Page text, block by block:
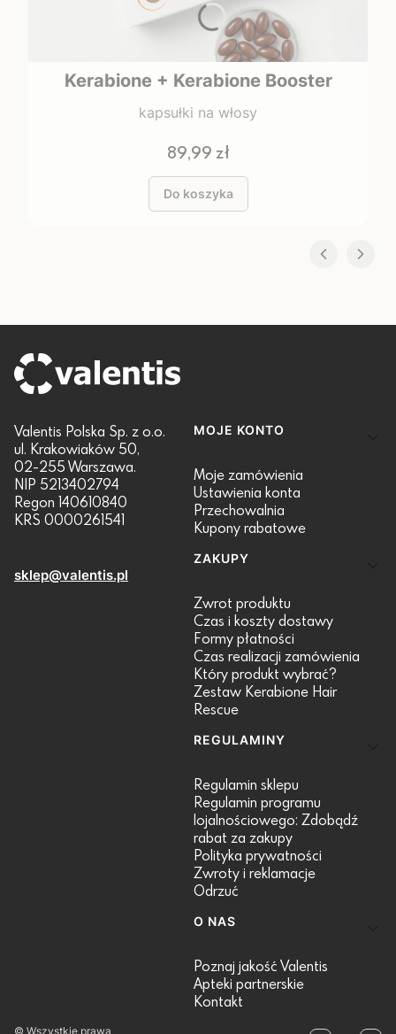
Kerabione + Kerabione Booster
kapsułki na włosy
Cena
89,99 zł
Do koszyka
Valentis Polska Sp. z o.o.
ul. Krakowiaków 50,
02-255 Warszawa.
NIP 5213402794
Regon 140610840
KRS 0000261541
sklep@valentis.pl
Linki w stopce
MOJE KONTO
Moje zamówienia
Ustawienia konta
Przechowalnia
Kupony rabatowe
ZAKUPY
Zwrot produktu
Czas i koszty dostawy
Formy płatności
Czas realizacji zamówienia
Który produkt wybrać?
Zestaw Kerabione Hair
Rescue
REGULAMINY
Regulamin sklepu
Regulamin programu
lojalnościowego: Zdobądź
rabat za zakupy
Polityka prywatności
Zwroty i reklamacje
Odrzuć
O NAS
Poznaj jakość Valentis
Apteki partnerskie
Kontakt
© Wszystkie prawa